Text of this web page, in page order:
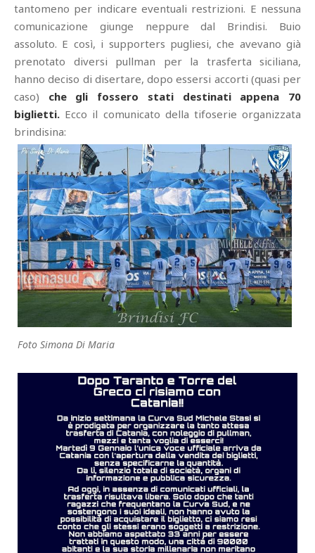
tantomeno per indicare eventuali restrizioni. E nessuna
comunicazione giunge neppure dal Brindisi. Buio
assoluto. E così, i supporters pugliesi, che avevano già
prenotato diversi pullman per la trasferta siciliana,
hanno deciso di disertare, dopo essersi accorti (quasi per
caso) che gli fossero stati destinati appena 70
biglietti. Ecco il comunicato della tifoserie organizzata
brindisina:
Foto Simona Di Maria